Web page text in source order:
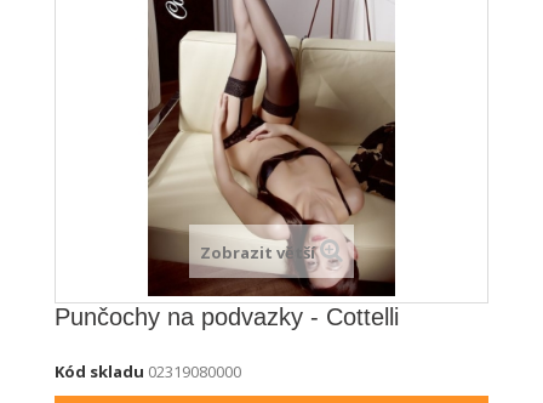
Zobrazit větší
Punčochy na podvazky - Cottelli
Kód skladu 02319080000